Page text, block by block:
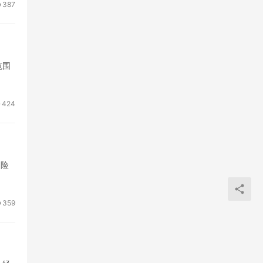
387
围
424
359